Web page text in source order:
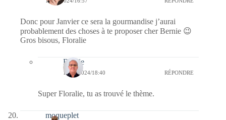
Donc pour Janvier ce sera la gourmandise j’aurai
probablement des choses à te proposer cher Bernie 😉
Gros bisous, Floralie
Bernie
16/12/2024/18:40 RÉPONDRE
Super Floralie, tu as trouvé le thème.
moqueplet